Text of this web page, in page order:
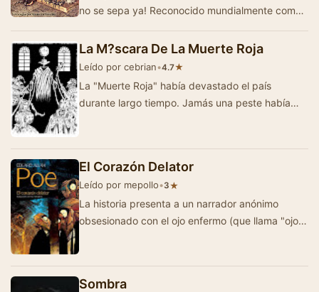
no se sepa ya! Reconocido mundialmente como
La M?scara De La Muerte Roja
Leído por cebrian•4.7★
La "Muerte Roja" había devastado el país
durante largo tiempo. Jamás una peste había
El Corazón Delator
Leído por mepollo•3★
La historia presenta a un narrador anónimo
obsesionado con el ojo enfermo (que llama "ojo
Sombra